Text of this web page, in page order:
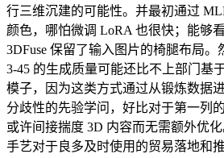
行三维沉建的可能性。并最初通过
颜色，哪怕微调 LoRA 也很快；能够
3DFuse 保留了输入图片的椅腿布局。
3-45 的生成质量可能还比不上部门基
模子，因为这类方式通过从锻炼数据
分歧性的先验学问，好比对于第一列
或许间接揣度 3D 内容而无需额外优
手艺对于良多及时使用的贸易落地和